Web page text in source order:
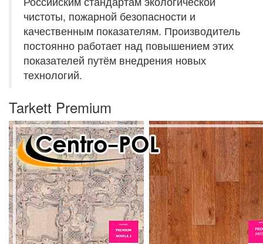
чистоты, пожарной безопасности и
качественным показателям. Производитель
постоянно работает над повышением этих
показателей путём внедрения новых
технологий.
Tarkett Premium